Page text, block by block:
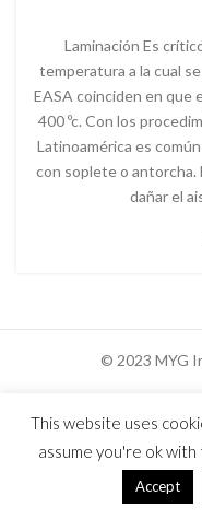
Laminación Es
temperatura a la cual
EASA coinciden en que
400 ºc. Con los
Latinoamérica es
con soplete o antorcha.
dañar el
© 2023 MYG
This website uses
assume you're ok with
Accept